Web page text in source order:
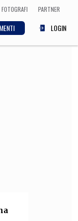
FOTOGRAFI PARTNER
LOGIN